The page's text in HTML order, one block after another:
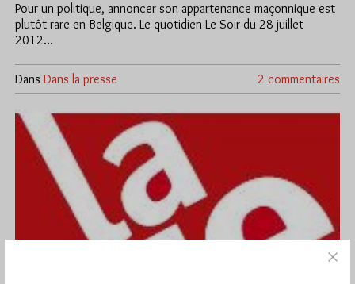
Pour un politique, annoncer son appartenance maçonnique est
plutôt rare en Belgique. Le quotidien Le Soir du 28 juillet
2012…
Dans Dans la presse 2 commentaires